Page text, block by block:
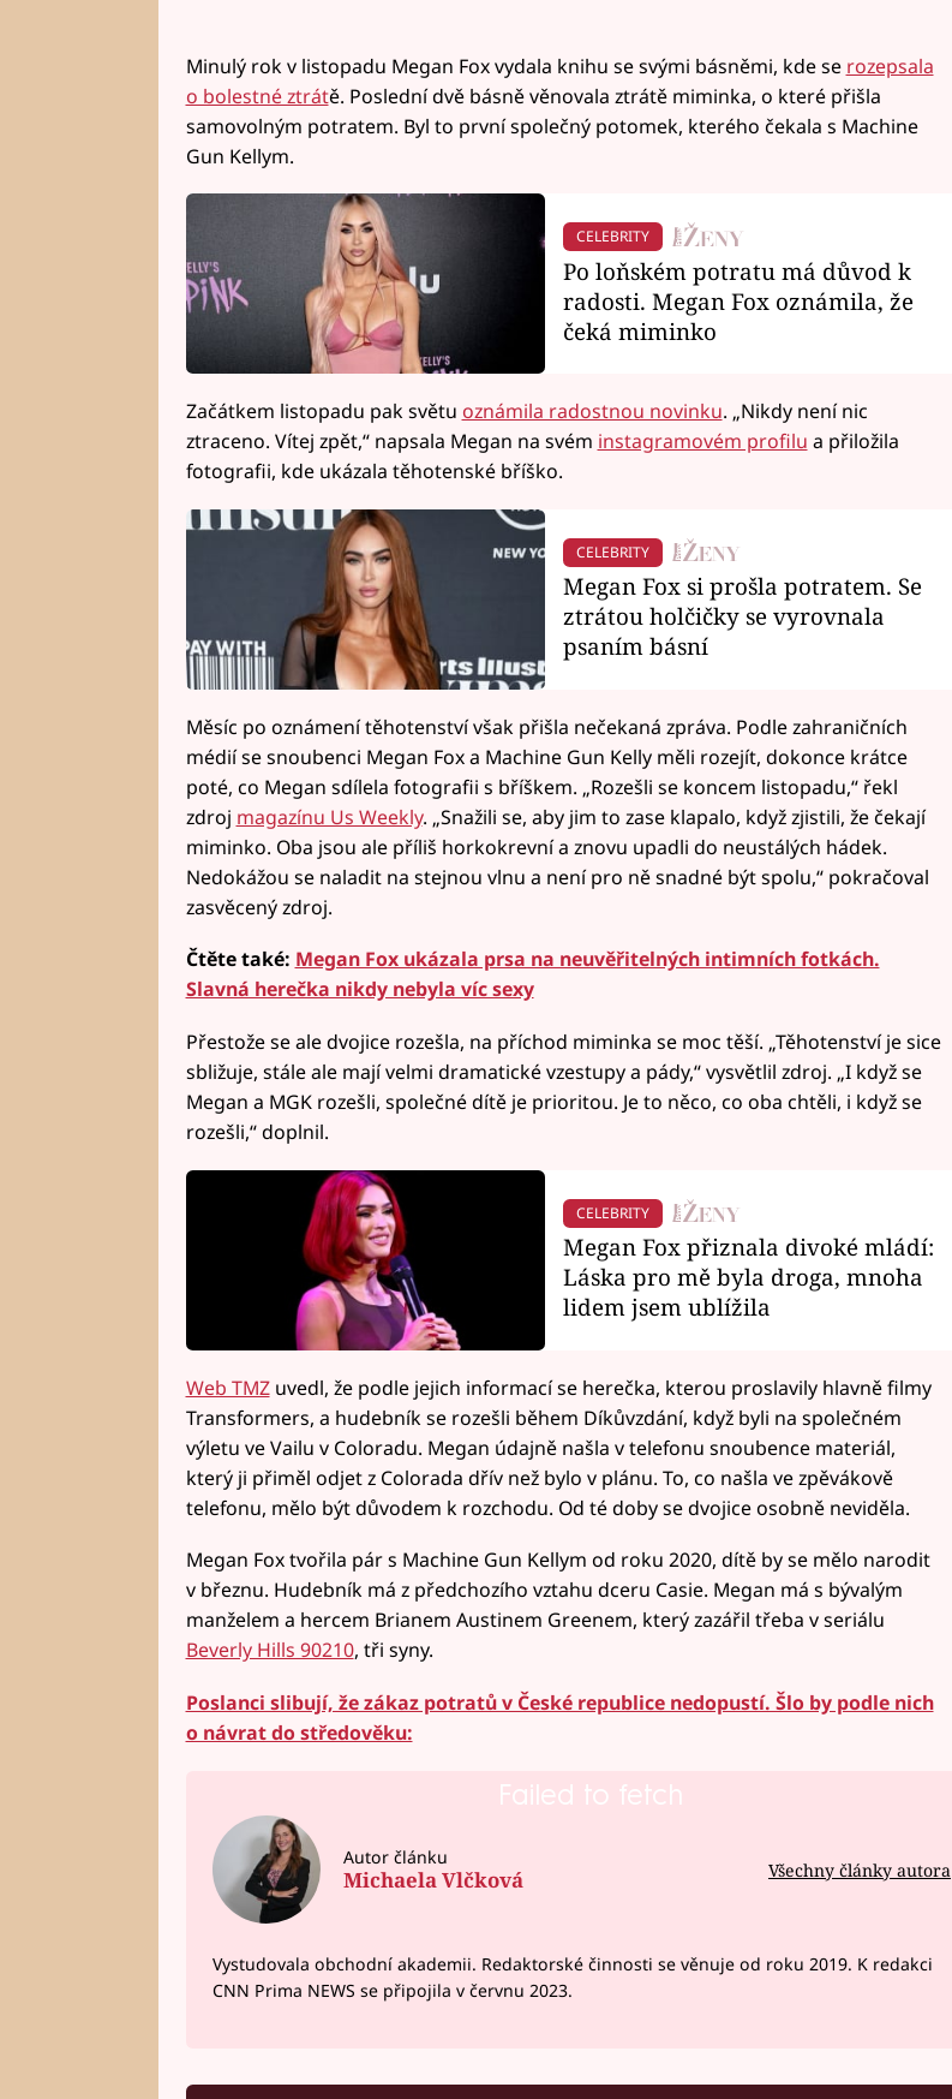
Minulý rok v listopadu Megan Fox vydala knihu se svými básněmi, kde se rozepsala
o bolestné ztrátě. Poslední dvě básně věnovala ztrátě miminka, o které přišla
samovolným potratem. Byl to první společný potomek, kterého čekala s Machine
Gun Kellym.
CELEBRITY
Po loňském potratu má důvod k
radosti. Megan Fox oznámila, že
čeká miminko
Začátkem listopadu pak světu oznámila radostnou novinku. „Nikdy není nic
ztraceno. Vítej zpět,“ napsala Megan na svém instagramovém profilu a přiložila
fotografii, kde ukázala těhotenské bříško.
CELEBRITY
Megan Fox si prošla potratem. Se
ztrátou holčičky se vyrovnala
psaním básní
Měsíc po oznámení těhotenství však přišla nečekaná zpráva. Podle zahraničních
médií se snoubenci Megan Fox a Machine Gun Kelly měli rozejít, dokonce krátce
poté, co Megan sdílela fotografii s bříškem. „Rozešli se koncem listopadu,“ řekl
zdroj magazínu Us Weekly. „Snažili se, aby jim to zase klapalo, když zjistili, že čekají
miminko. Oba jsou ale příliš horkokrevní a znovu upadli do neustálých hádek.
Nedokážou se naladit na stejnou vlnu a není pro ně snadné být spolu,“ pokračoval
zasvěcený zdroj.
Čtěte také: Megan Fox ukázala prsa na neuvěřitelných intimních fotkách.
Slavná herečka nikdy nebyla víc sexy
Přestože se ale dvojice rozešla, na příchod miminka se moc těší. „Těhotenství je sice
sbližuje, stále ale mají velmi dramatické vzestupy a pády,“ vysvětlil zdroj. „I když se
Megan a MGK rozešli, společné dítě je prioritou. Je to něco, co oba chtěli, i když se
rozešli,“ doplnil.
CELEBRITY
Megan Fox přiznala divoké mládí:
Láska pro mě byla droga, mnoha
lidem jsem ublížila
Web TMZuvedl, že podle jejich informací se herečka, kterou proslavily hlavně filmy
Transformers, a hudebník se rozešli během Díkůvzdání, když byli na společném
výletu ve Vailu v Coloradu. Megan údajně našla v telefonu snoubence materiál,
který ji přiměl odjet z Colorada dřív než bylo v plánu. To, co našla ve zpěvákově
telefonu, mělo být důvodem k rozchodu. Od té doby se dvojice osobně neviděla.
Megan Fox tvořila pár s Machine Gun Kellym od roku 2020, dítě by se mělo narodit
v březnu. Hudebník má z předchozího vztahu dceru Casie. Megan má s bývalým
manželem a hercem Brianem Austinem Greenem, který zazářil třeba v seriálu
Beverly Hills 90210, tři syny.
Poslanci slibují, že zákaz potratů v České republice nedopustí. Šlo by podle nich
o návrat do středověku:
Failed to fetch
Autor článku
Michaela Vlčková Všechny články autora
Vystudovala obchodní akademii. Redaktorské činnosti se věnuje od roku 2019. K redakci
CNN Prima NEWS se připojila v červnu 2023.